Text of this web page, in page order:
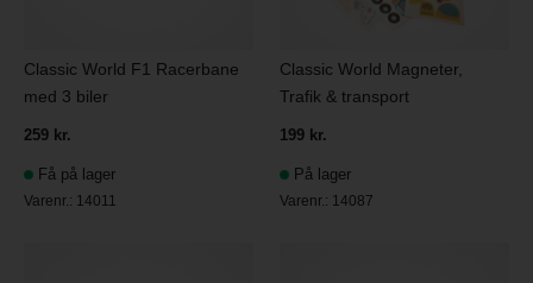
Classic World F1 Racerbane
med 3 biler
259 kr.
Få på lager
Varenr.: 14011
Classic World Magneter,
Trafik & transport
199 kr.
På lager
Varenr.: 14087